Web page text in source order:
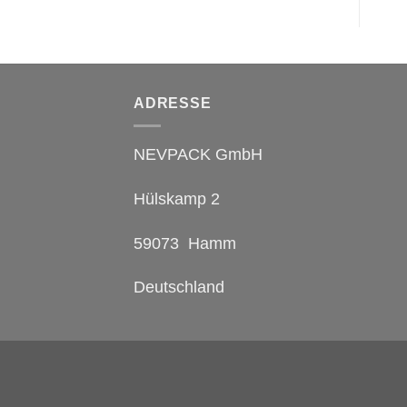
ADRESSE
NEVPACK GmbH
Hülskamp 2
59073 Hamm
Deutschland